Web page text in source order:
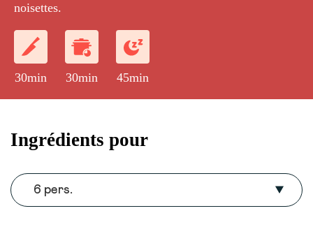
noisettes.
30min 30min 45min
Ingrédients pour
6 pers.